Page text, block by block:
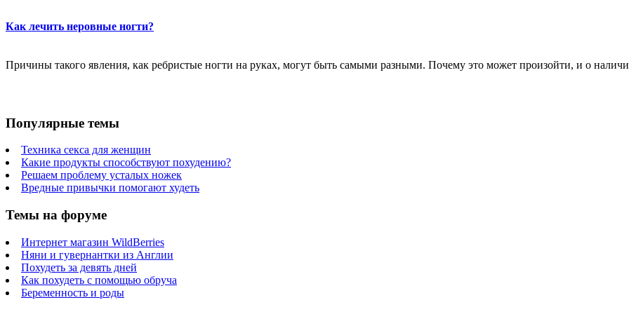
Как лечить неровные ногти?
Причины такого явления, как ребристые ногти на руках, могут быть самыми разными. Почему это может произойти, и о
Популярные темы
Техника секса для женщин
Какие продукты способствуют похудению?
Решаем проблему усталых ножек
Вредные привычки помогают худеть
Темы на форуме
Интернет магазин WildBerries
Няни и гувернантки из Англии
Похудеть за девять дней
Как похудеть с помощью обруча
Беременность и роды